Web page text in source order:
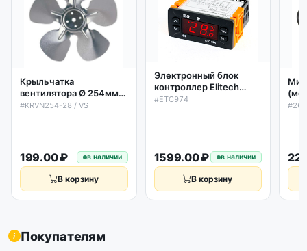
Крыльчатка
вентилятора Ø 254мм
28˚ (металлическая)
#KRVN254-28 / VS
199.00 ₽ в наличии
В корзину
Электронный блок
контроллер Elitech
ETC974 (аналог Eliwell
#ETC974
1599.00 ₽ в наличии
В корзину
Покупателям